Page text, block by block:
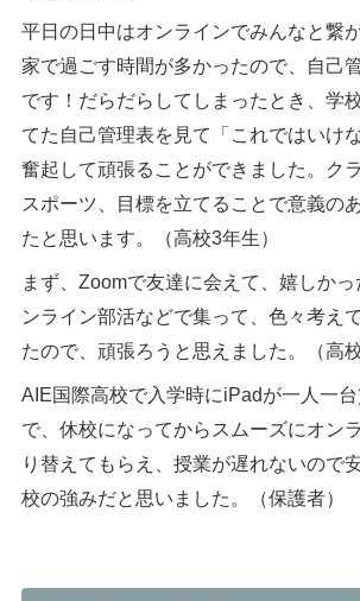
平日の日中はオンラインでみんなと繋
家で過ごす時間が多かったので、自己
です！だらだらしてしまったとき、学
てた自己管理表を見て「これではいけ
奮起して頑張ることができました。ク
スポーツ、目標を立てることで意義の
たと思います。（高校3年生）
まず、Zoomで友達に会えて、嬉しか
ンライン部活などで集って、色々考え
たので、頑張ろうと思えました。（高校
AIE国際高校で入学時にiPadが一人一
で、休校になってからスムーズにオン
り替えてもらえ、授業が遅れないので
校の強みだと思いました。（保護者）